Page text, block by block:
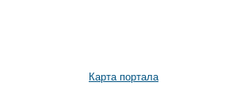
Карта портала